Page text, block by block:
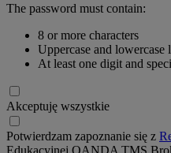
The password must contain:
8 or more characters
Uppercase and lowercase
At least one digit and
Akceptuję wszystkie
Potwierdzam zapoznanie się z
Edukacyjnej OANDA TMS